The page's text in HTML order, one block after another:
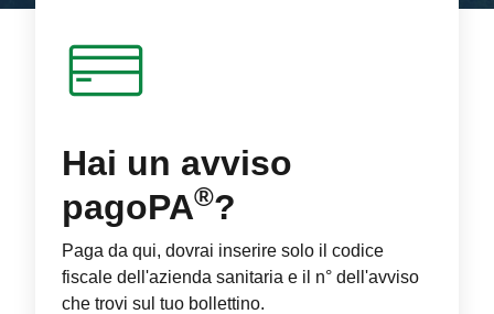
Hai un avviso
pagoPA®?
Paga da qui, dovrai inserire solo il codice
fiscale dell'azienda sanitaria e il n° dell'avviso
che trovi sul tuo bollettino.